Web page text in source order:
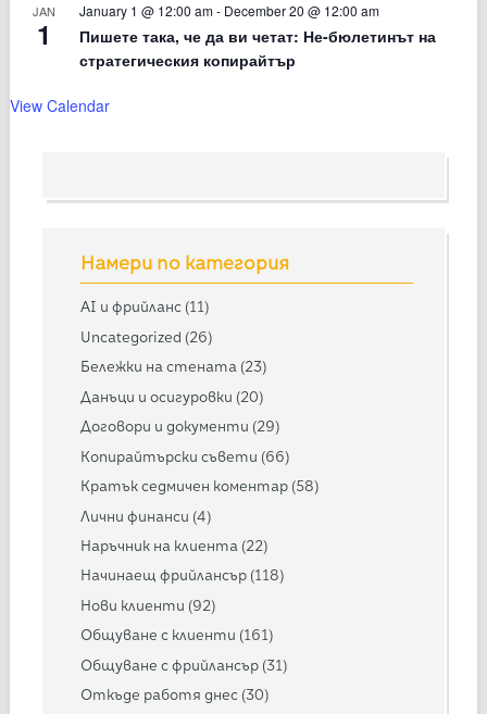
JAN
1
January 1 @ 12:00 am- December 20 @ 12:00 am
Пишете така, че да ви четат: Не-бюлетинът на
стратегическия копирайтър
View Calendar
Намери по категория
AI и фрийланс (11)
Uncategorized (26)
Бележки на стената (23)
Данъци и осигуровки (20)
Договори и документи (29)
Копирайтърски съвети (66)
Кратък седмичен коментар (58)
Лични финанси (4)
Наръчник на клиента (22)
Начинаещ фрийлансър (118)
Нови клиенти (92)
Общуване с клиенти (161)
Общуване с фрийлансър (31)
Откъде работя днес (30)